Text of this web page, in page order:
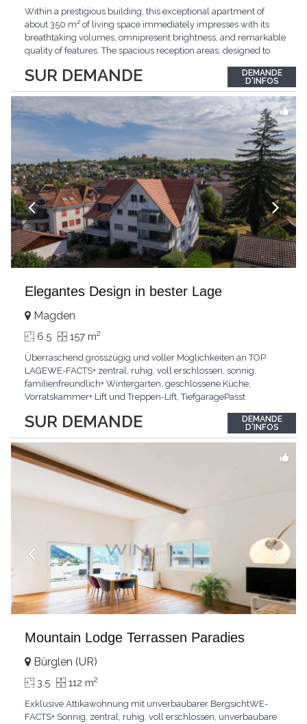
SUR DEMANDE
Within a prestigious building, this exceptional apartment of
about 350 m² of living space immediately impresses with its
breathtaking volumes, omnipresent brightness, and remarkable
quality of features. The spacious reception areas, designed to
outdoor spaces bathed in greenery. The bedrooms also have
direct access to the outdoors, offering...
DEMANDE
D'INFOS
Elegantes Design in bester Lage
SUR DEMANDE
Magden
6.5 157 m2
Überraschend grosszügig und voller Möglichkeiten an TOP
LAGEWE-FACTS+ zentral, ruhig, voll erschlossen, sonnig,
familienfreundlich+ Wintergarten, geschlossene Küche,
Vorratskammer+ Lift und Treppen-Lift, TiefgaragePasst
Wintergarten schaffen ein lichtdurchflutetes
Wunder.Interessiert? JETZT anrufen: +41 76 507 21 32
DEMANDE
D'INFOS
Mountain Lodge Terrassen Paradies
Bürglen (UR)
3.5 112 m2
Exklusive Attikawohnung mit unverbaubarer BergsichtWE-
FACTS+ Sonnig, zentral, ruhig, voll erschlossen, unverbaubare